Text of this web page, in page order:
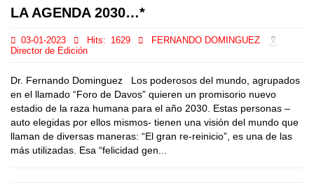
LA AGENDA 2030…*
03-01-2023 Hits: 1629
FERNANDO DOMINGUEZ
Director de Edición
Dr. Fernando Dominguez Los poderosos del mundo, agrupados
en el llamado “Foro de Davos” quieren un promisorio nuevo
estadio de la raza humana para el año 2030. Estas personas –
auto elegidas por ellos mismos- tienen una visión del mundo que
llaman de diversas maneras: “El gran re-reinicio”, es una de las
más utilizadas. Esa “felicidad gen...